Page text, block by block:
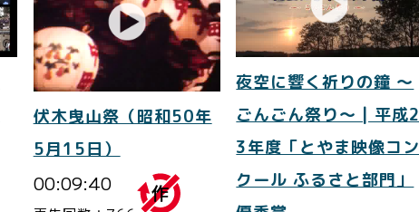
伏木曳山祭（昭和50年
5月15日）
00:09:40
夜空に響く祈りの鐘 ～
ごんごん祭り～ | 平成2
3年度「とやま映像コン
クール ふるさと部門」